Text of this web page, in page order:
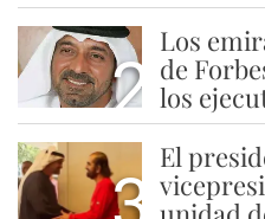
2
Los
de
los
El